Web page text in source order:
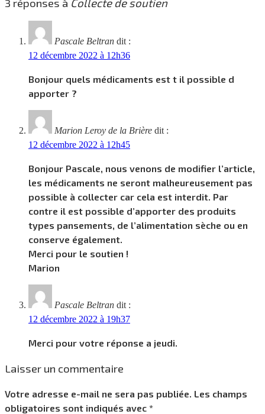
Pascale Beltran dit :
12 décembre 2022 à 12h36
Bonjour quels médicaments est t il possible d
apporter ?
Marion Leroy de la Brière dit :
12 décembre 2022 à 12h45
Bonjour Pascale, nous venons de modifier l’article,
les médicaments ne seront malheureusement pas
possible à collecter car cela est interdit. Par
contre il est possible d’apporter des produits
types pansements, de l’alimentation sèche ou en
conserve également.
Merci pour le soutien !
Marion
Pascale Beltran dit :
12 décembre 2022 à 19h37
Merci pour votre réponse a jeudi.
Laisser un commentaire
Votre adresse e-mail ne sera pas publiée. Les champs
obligatoires sont indiqués avec *